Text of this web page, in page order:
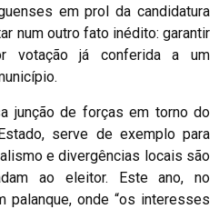
em prol da candidatura
num outro fato inédito: garantir
votação já conferida a um
junção de forças em torno do
serve de exemplo para
e divergências locais são
ao eleitor. Este ano, no
palanque, onde “os interesses